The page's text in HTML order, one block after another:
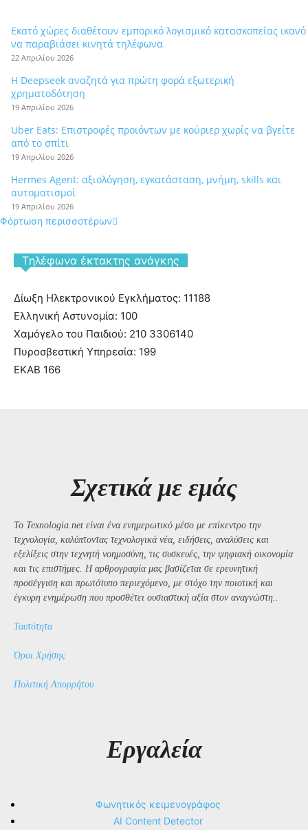
Εκατό χώρες διαθέτουν εμπορικό λογισμικό κατασκοπείας ικανό
να παραβιάσει κινητά τηλέφωνα
22 Απριλίου 2026
Η Deepseek αναζητά για πρώτη φορά εξωτερική
χρηματοδότηση
19 Απριλίου 2026
Uber Eats: Επιστροφές προϊόντων με κούριερ χωρίς να βγείτε
από το σπίτι
19 Απριλίου 2026
Hermes Agent: αξιολόγηση, εγκατάσταση, μνήμη, skills και
αυτοματισμοί
19 Απριλίου 2026
Φόρτωση περισσοτέρων
Tηλέφωνα έκτακτης ανάγκης
Δίωξη Ηλεκτρονικού Εγκλήματος: 11188
Ελληνική Αστυνομία: 100
Χαμόγελο του Παιδιού: 210 3306140
Πυροσβεστική Υπηρεσία: 199
ΕΚΑΒ 166
Σχετικά με εμάς
Το Texnologia.net είναι ένα ενημερωτικό μέσο με επίκεντρο την
τεχνολογία, καλύπτοντας τεχνολογικά νέα, ειδήσεις, αναλύσεις και
εξελίξεις στην τεχνητή νοημοσύνη, τις συσκευές, την ψηφιακή οικονομία
και τις επιστήμες. Η αρθρογραφία μας βασίζεται σε ερευνητική
προσέγγιση και πρωτότυπο περιεχόμενο, με στόχο την ποιοτική και
έγκυρη ενημέρωση που προσθέτει ουσιαστική αξία στον αναγνώστη..
Ταυτότητα
Όροι Χρήσης
Πολιτική Απορρήτου
Εργαλεία
Φωνητικός κειμενογράφος
AI Content Detector